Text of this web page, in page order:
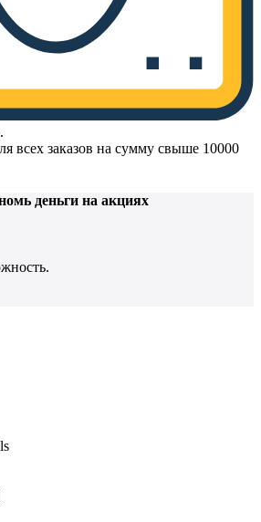
всех заказов на сумму свыше 10000
деньги на акциях